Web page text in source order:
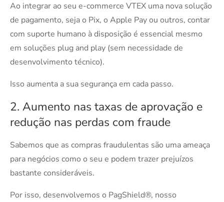
Ao integrar ao seu e-commerce VTEX uma nova solução
de pagamento, seja o Pix, o Apple Pay ou outros, contar
com suporte humano à disposição é essencial mesmo
em soluções plug and play (sem necessidade de
desenvolvimento técnico).
Isso aumenta a sua segurança em cada passo.
2. Aumento nas taxas de aprovação e
redução nas perdas com fraude
Sabemos que as compras fraudulentas são uma ameaça
para negócios como o seu e podem trazer prejuízos
bastante consideráveis.
Por isso, desenvolvemos o PagShield®, nosso